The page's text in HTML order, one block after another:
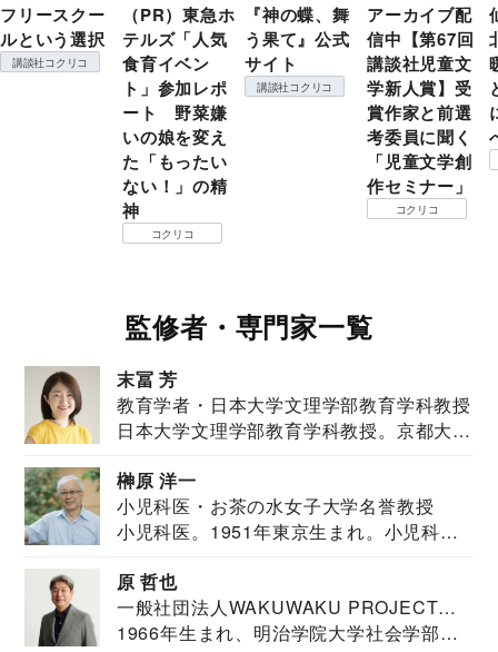
フリースクー
ルという選択
講談社コクリコ
（PR）東急ホ
テルズ「人気
食育イベン
ト」参加レポ
ート 野菜嫌
いの娘を変え
た「もったい
ない！」の精
神
コクリコ
『神の蝶、舞
う果て』公式
サイト
講談社コクリコ
アーカイブ配
信中【第67回
講談社児童文
学新人賞】受
賞作家と前選
考委員に聞く
「児童文学創
作セミナー」
コクリコ
監修者・専門家一覧
末冨 芳
教育学者・日本大学文理学部教育学科教授
日本大学文理学部教育学科教授。京都大学
榊原 洋一
小児科医・お茶の水女子大学名誉教授
小児科医。1951年東京生まれ。小児科
原 哲也
一般社団法人WAKUWAKU PROJECT
JAPAN代表・言語聴覚士・社会福祉士
1966年生まれ、明治学院大学社会学部福